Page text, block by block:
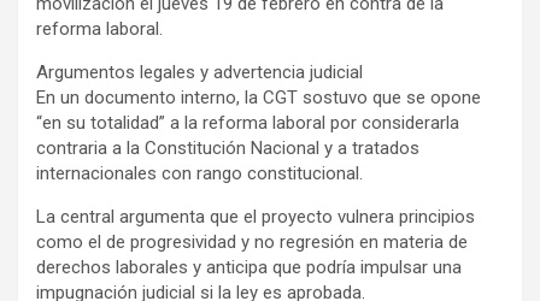
reforma laboral.
Argumentos legales y advertencia judicial
En un documento interno, la CGT sostuvo que se opone
“en su totalidad” a la reforma laboral por considerarla
contraria a la Constitución Nacional y a tratados
internacionales con rango constitucional.
La central argumenta que el proyecto vulnera principios
como el de progresividad y no regresión en materia de
derechos laborales y anticipa que podría impulsar una
impugnación judicial si la ley es aprobada.